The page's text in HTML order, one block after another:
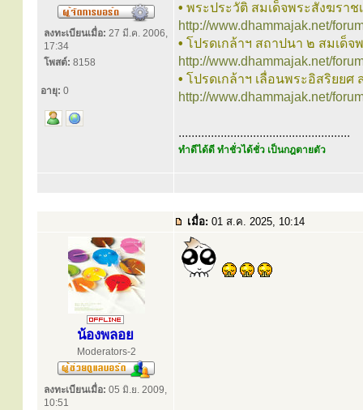
ลงทะเบียนเมื่อ: 27 มี.ค. 2006,
17:34
โพสต์: 8158
อายุ: 0
• พระประวัติ สมเด็จพระสังฆรา
http://www.dhammajak.net/
• โปรดเกล้าฯ สถาปนา ๒ สมเด็จ
http://www.dhammajak.net/
• โปรดเกล้าฯ เลื่อนพระอิสริยย
http://www.dhammajak.net/
.....................................................
ทำดีได้ดี ทำชั่วได้ชั่ว เป็นกฎตายตัว
เมื่อ: 01 ส.ค. 2025, 10:14
น้องพลอย
Moderators-2
ลงทะเบียนเมื่อ: 05 มิ.ย. 2009,
10:51